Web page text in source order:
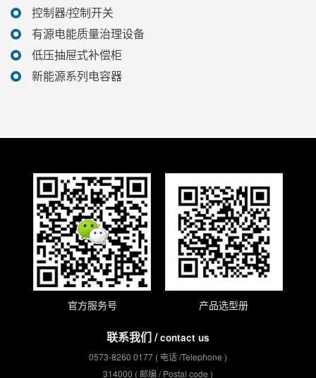
控制器/控制开关
有源电能质量治理设备
低压抽屉式补偿柜
新能源系列电容器
官方服务号 产品选型册
联系我们 /contact us
0573-8260 0177 ( 电话 /Telephone )
314000 ( 邮编 / Postal code )